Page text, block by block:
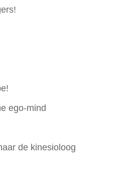
ego-mind
de kinesioloog